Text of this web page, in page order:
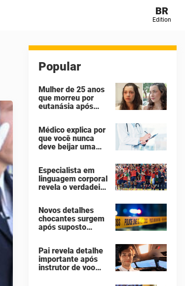
BR
Edition
Popular
Mulher de 25 anos
que morreu por
eutanásia após
seus agressores
em um diário
secreto
Médico explica por
que você nunca
deve beijar uma
Especialista em
linguagem corporal
revela o verdadeiro
mexido enquanto a
Espanha erguia a
taça da Copa do
Novos detalhes
chocantes surgem
após suposto
cometido por
homem que matou
a família de 7
Pai revela detalhe
importante após
instrutor de voo